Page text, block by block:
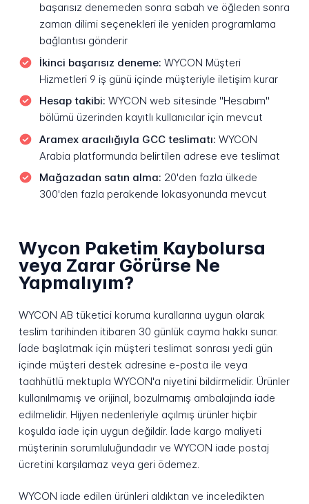
başarısız denemeden sonra sabah ve öğleden sonra
zaman dilimi seçenekleri ile yeniden programlama
bağlantısı gönderir
İkinci başarısız deneme: WYCON Müşteri
Hizmetleri 9 iş günü içinde müşteriyle iletişim kurar
Hesap takibi: WYCON web sitesinde "Hesabım"
bölümü üzerinden kayıtlı kullanıcılar için mevcut
Aramex aracılığıyla GCC teslimatı: WYCON
Arabia platformunda belirtilen adrese eve teslimat
Mağazadan satın alma: 20'den fazla ülkede
300'den fazla perakende lokasyonunda mevcut
Wycon Paketim Kaybolursa
veya Zarar Görürse Ne
Yapmalıyım?
WYCON AB tüketici koruma kurallarına uygun olarak
teslim tarihinden itibaren 30 günlük cayma hakkı sunar.
İade başlatmak için müşteri teslimat sonrası yedi gün
içinde müşteri destek adresine e-posta ile veya
taahhütlü mektupla WYCON'a niyetini bildirmelidir. Ürünler
kullanılmamış ve orijinal, bozulmamış ambalajında iade
edilmelidir. Hijyen nedenleriyle açılmış ürünler hiçbir
koşulda iade için uygun değildir. İade kargo maliyeti
müşterinin sorumluluğundadır ve WYCON iade postaj
ücretini karşılamaz veya geri ödemez.
WYCON iade edilen ürünleri aldıktan ve inceledikten